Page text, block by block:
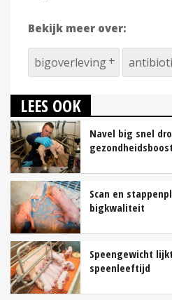
Bekijk meer over:
bigoverleving
LEES OOK
Navel big snel
gezondheidsboost
Scan en
bigkwaliteit
Speengewicht
speenleeftijd